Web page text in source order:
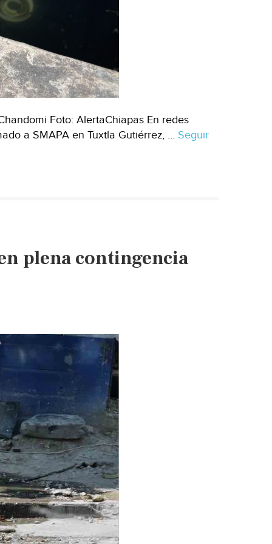
Foto: AlertaChiapas En redes
a SMAPA en Tuxtla Gutiérrez, … Seguir
plena contingencia